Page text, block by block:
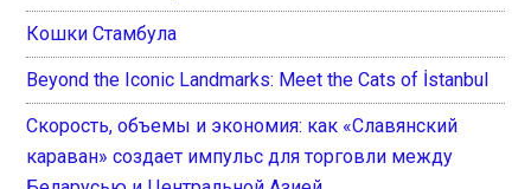
Кошки Стамбула
Beyond the Iconic Landmarks: Meet the Cats of İstanbul
Скорость, объемы и экономия: как «Славянский
караван» создает импульс для торговли между